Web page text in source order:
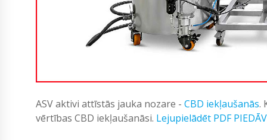
ASV aktivi attīstās jauka nozare - CBD iekļaušanās.
vērtības CBD iekļaušanāsi. Lejupielādēt PDF